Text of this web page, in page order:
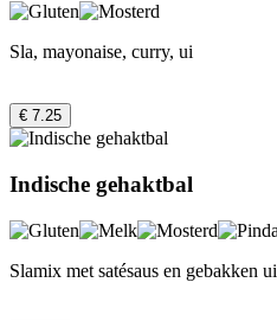
Sla, mayonaise, curry, ui
€ 7.25
Indische gehaktbal
Slamix met satésaus en gebakken ui